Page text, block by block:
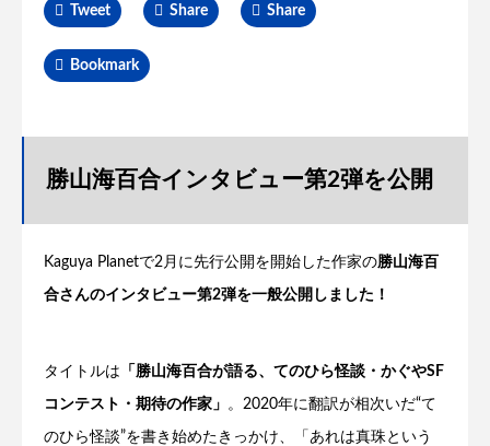
Tweet Share Share
Bookmark
勝山海百合インタビュー第2弾を公開
Kaguya Planetで2月に先行公開を開始した作家の勝山海百
合さんのインタビュー第2弾を一般公開しました！
タイトルは 「勝山海百合が語る、てのひら怪談・かぐやSF
コンテスト・期待の作家」 。2020年に翻訳が相次いだ“て
のひら怪談”を書き始めたきっかけ、「あれは真珠という